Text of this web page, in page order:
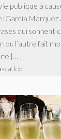
publique à
Garcia Marquez
qui sonnent
ou l’autre fait
[…]
Ide